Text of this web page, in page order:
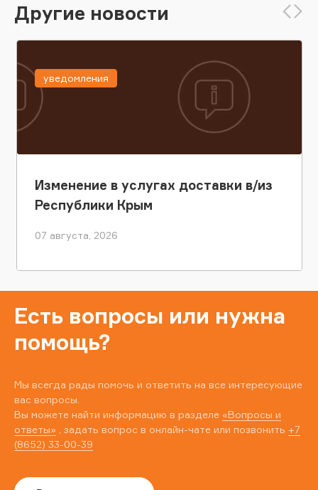
Другие новости
Изменение в услугах доставки в/из
Республики Крым
07 августа, 2026
уведомления
Есть вопросы или нужна
помощь?
Мы всегда рады помочь и ответить на все интересующие
вас вопросы.
Вы можете найти информацию в разделе «Вопросы и
ответы» , задать вопрос в онлайн-чате или позвонить +7
(8652) 33-00-39